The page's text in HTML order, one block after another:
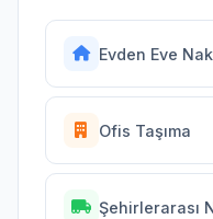
Evden Eve
Ofis Taşıma
Şehirlerarası